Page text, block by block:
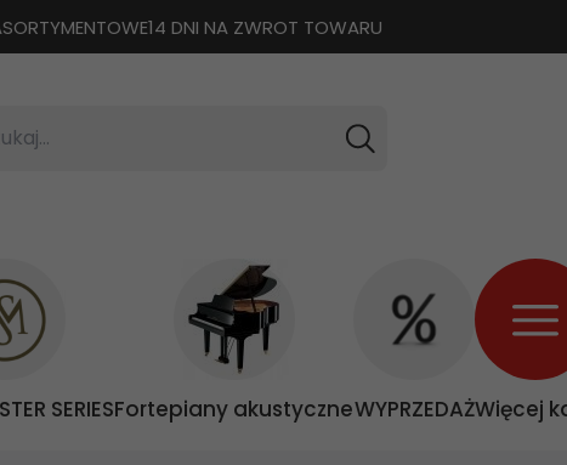
14 DNI NA ZWROT TOWARU
SERIESFortepiany akustyczneWYPRZEDAŻWięcej